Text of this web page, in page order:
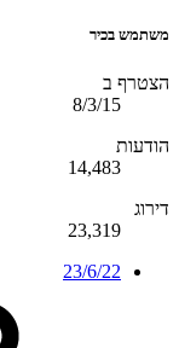
משתמש בכיר
הצטרף ב
8/3/15
הודעות
14,483
דירוג
23,319
23/6/22